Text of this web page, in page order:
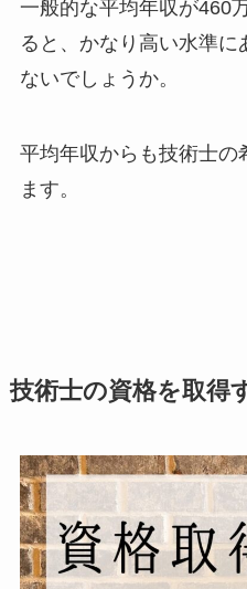
一般的な平均年収が460
ると、かなり高い水準
ないでしょうか。
平均年収からも技術士の
ます。
技術士の資格を取得